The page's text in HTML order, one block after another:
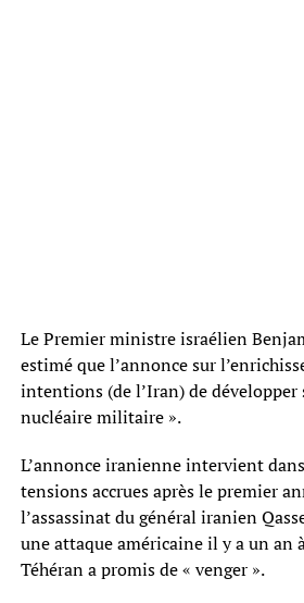
Le Premier ministre israélien
estimé que l’annonce sur
intentions (de l’Iran) de développer
nucléaire militaire ».
L’annonce iranienne intervient
tensions accrues après le premier
l’assassinat du général iranien
une attaque américaine il y a un an
Téhéran a promis de « venger ».